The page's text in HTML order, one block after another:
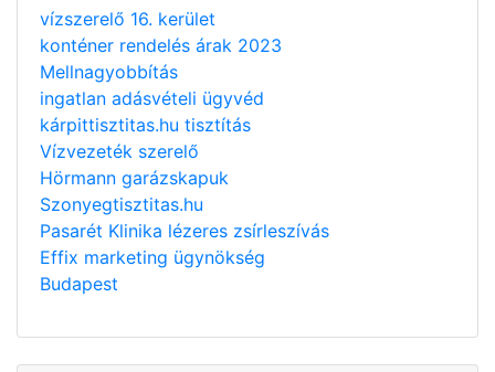
vízszerelő 16. kerület
konténer rendelés árak 2023
Mellnagyobbítás
ingatlan adásvételi ügyvéd
kárpittisztitas.hu tisztítás
Vízvezeték szerelő
Hörmann garázskapuk
Szonyegtisztitas.hu
Pasarét Klinika lézeres zsírleszívás
Effix marketing ügynökség
Budapest